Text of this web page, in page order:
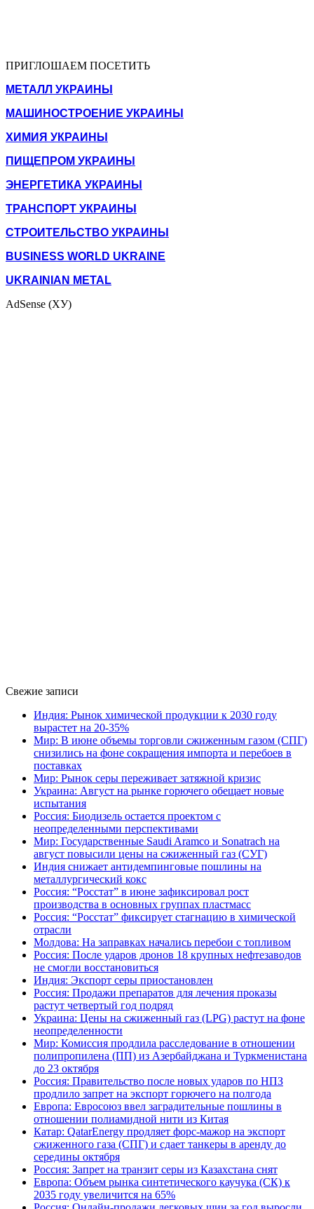
ПРИГЛОШАЕМ ПОСЕТИТЬ
МЕТАЛЛ УКРАИНЫ
МАШИНОСТРОЕНИЕ УКРАИНЫ
ХИМИЯ УКРАИНЫ
ПИЩЕПРОМ УКРАИНЫ
ЭНЕРГЕТИКА УКРАИНЫ
ТРАНСПОРТ УКРАИНЫ
СТРОИТЕЛЬСТВО УКРАИНЫ
BUSINESS WORLD UKRAINE
UKRAINIAN METAL
AdSense (ХУ)
Свежие записи
Индия: Рынок химической продукции к 2030 году
вырастет на 20-35%
Мир: В июне объемы торговли сжиженным газом (СПГ)
снизились на фоне сокращения импорта и перебоев в
поставках
Мир: Рынок серы переживает затяжной кризис
Украина: Август на рынке горючего обещает новые
испытания
Россия: Биодизель остается проектом с
неопределенными перспективами
Мир: Государственные Saudi Aramco и Sonatrach на
август повысили цены на сжиженный газ (СУГ)
Индия снижает антидемпинговые пошлины на
металлургический кокс
Россия: “Росстат” в июне зафиксировал рост
производства в основных группах пластмасс
Россия: “Росстат” фиксирует стагнацию в химической
отрасли
Молдова: На заправках начались перебои с топливом
Россия: После ударов дронов 18 крупных нефтезаводов
не смогли восстановиться
Индия: Экспорт серы приостановлен
Россия: Продажи препаратов для лечения проказы
растут четвертый год подряд
Украина: Цены на сжиженный газ (LPG) растут на фоне
неопределенности
Мир: Комиссия продлила расследование в отношении
полипропилена (ПП) из Азербайджана и Туркменистана
до 23 октября
Россия: Правительство после новых ударов по НПЗ
продлило запрет на экспорт горючего на полгода
Европа: Евросоюз ввел заградительные пошлины в
отношении полиамидной нити из Китая
Катар: QatarEnergy продляет форс-мажор на экспорт
сжиженного газа (СПГ) и сдает танкеры в аренду до
середины октября
Россия: Запрет на транзит серы из Казахстана снят
Европа: Объем рынка синтетического каучука (СК) к
2035 году увеличится на 65%